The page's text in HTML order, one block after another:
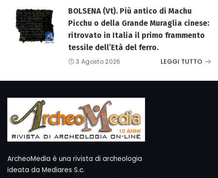
BOLSENA (Vt). Più antico di Machu
Picchu o della Grande Muraglia cinese:
ritrovato in Italia il primo frammento
tessile dell’Età del ferro.
3 Agosto 2026 LEGGI TUTTO
ArcheoMedia è una rivista di archeologia
ideata da Mediares S.c.